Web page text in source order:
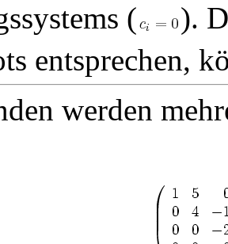
(
).
entsprechen,
werden